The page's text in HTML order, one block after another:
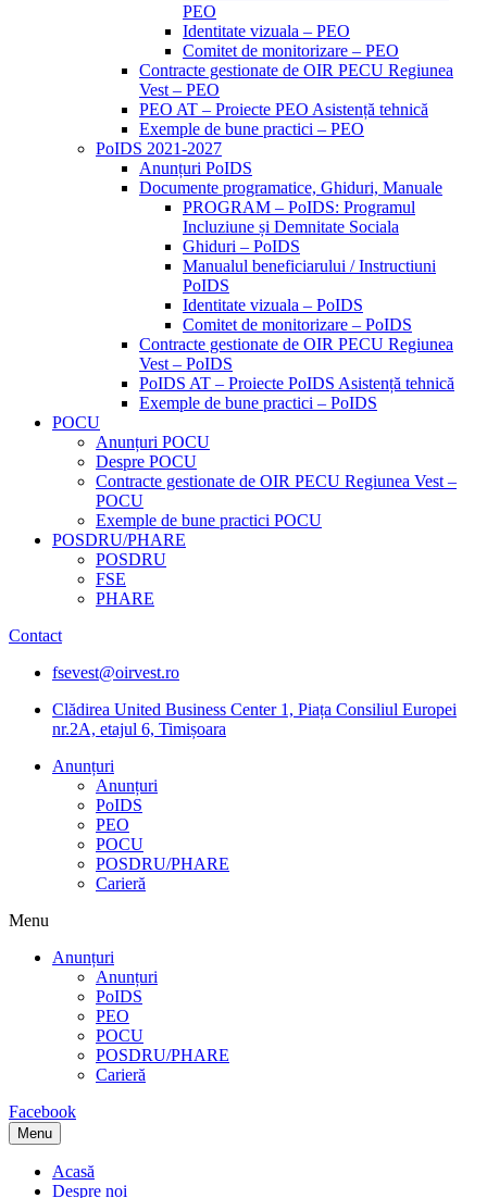
PEO
Identitate vizuala – PEO
Comitet de monitorizare – PEO
Contracte gestionate de OIR PECU Regiunea
Vest – PEO
PEO AT – Proiecte PEO Asistență tehnică
Exemple de bune practici – PEO
PoIDS 2021-2027
Anunțuri PoIDS
Documente programatice, Ghiduri, Manuale
PROGRAM – PoIDS: Programul
Incluziune și Demnitate Sociala
Ghiduri – PoIDS
Manualul beneficiarului / Instructiuni
PoIDS
Identitate vizuala – PoIDS
Comitet de monitorizare – PoIDS
Contracte gestionate de OIR PECU Regiunea
Vest – PoIDS
PoIDS AT – Proiecte PoIDS Asistență tehnică
Exemple de bune practici – PoIDS
POCU
Anunțuri POCU
Despre POCU
Contracte gestionate de OIR PECU Regiunea Vest –
POCU
Exemple de bune practici POCU
POSDRU/PHARE
POSDRU
FSE
PHARE
Contact
fsevest@oirvest.ro
Clădirea United Business Center 1, Piața Consiliul Europei
nr.2A, etajul 6, Timișoara
Anunțuri
Anunțuri
PoIDS
PEO
POCU
POSDRU/PHARE
Carieră
Menu
Anunțuri
Anunțuri
PoIDS
PEO
POCU
POSDRU/PHARE
Carieră
Facebook
Menu
Acasă
Despre noi